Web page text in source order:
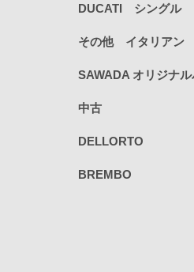
DUCATI シングル
その他 イタリアン
SAWADA オリジナル
中古
DELLORTO
BREMBO